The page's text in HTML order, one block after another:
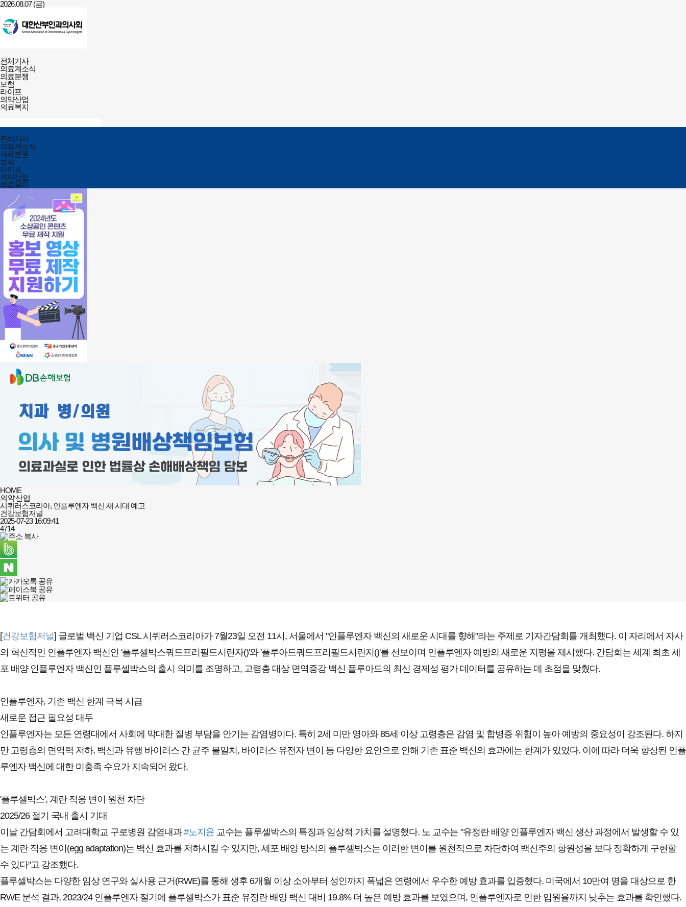
2026.08.07 (금)
필수의료배상보험
전체메뉴
열기/
닫기
전체기사
의료계소식
의료분쟁
보험
라이프
의약산업
의료복지
열기/
닫기
검색
전체메뉴
닫기
전체기사
의료계소식
의료분쟁
보험
라이프
의약산업
의료복지
HOME
의약산업
시퀴러스코리아, 인플루엔자 백신 새 시대 예고
건강보험저널
2025-07-23 16:09:41
4714
[건강보험저널] 글로벌 백신 기업 CSL 시퀴러스코리아가 7월23일 오전 11시, 서울에서 "인플루엔자 백신의 새로운 시대를 향해"라는 주제로 기자간담회를 개최했다. 이 자리에서 자사
의 혁신적인 인플루엔자 백신인 '플루셀박스쿼드프리필드시린자()'와 '플루아드쿼드프리필드시린지()'를 선보이며 인플루엔자 예방의 새로운 지평을 제시했다. 간담회는 세계 최초 세
포 배양 인플루엔자 백신인 플루셀박스의 출시 의미를 조명하고, 고령층 대상 면역증강 백신 플루아드의 최신 경제성 평가 데이터를 공유하는 데 초점을 맞췄다.
인플루엔자, 기존 백신 한계 극복 시급
새로운 접근 필요성 대두
인플루엔자는 모든 연령대에서 사회에 막대한 질병 부담을 안기는 감염병이다. 특히 2세 미만 영아와 85세 이상 고령층은 감염 및 합병증 위험이 높아 예방의 중요성이 강조된다. 하지
만 고령층의 면역력 저하, 백신과 유행 바이러스 간 균주 불일치, 바이러스 유전자 변이 등 다양한 요인으로 인해 기존 표준 백신의 효과에는 한계가 있었다. 이에 따라 더욱 향상된 인플
루엔자 백신에 대한 미충족 수요가 지속되어 왔다.
'플루셀박스', 계란 적응 변이 원천 차단
2025/26 절기 국내 출시 기대
이날 간담회에서 고려대학교 구로병원 감염내과#노지윤 교수는 플루셀박스의 특징과 임상적 가치를 설명했다. 노 교수는 "유정란 배양 인플루엔자 백신 생산 과정에서 발생할 수 있
는 계란 적응 변이(egg adaptation)는 백신 효과를 저하시킬 수 있지만, 세포 배양 방식의 플루셀박스는 이러한 변이를 원천적으로 차단하여 백신주의 항원성을 보다 정확하게 구현할
수 있다"고 강조했다.
플루셀박스는 다양한 임상 연구와 실사용 근거(RWE)를 통해 생후 6개월 이상 소아부터 성인까지 폭넓은 연령에서 우수한 예방 효과를 입증했다. 미국에서 10만여 명을 대상으로 한
RWE 분석 결과, 2023/24 인플루엔자 절기에 플루셀박스가 표준 유정란 배양 백신 대비 19.8% 더 높은 예방 효과를 보였으며, 인플루엔자로 인한 입원율까지 낮추는 효과를 확인했다.